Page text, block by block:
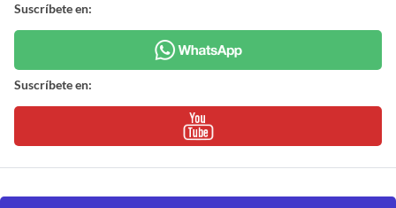
Suscríbete en:
Suscríbete en: